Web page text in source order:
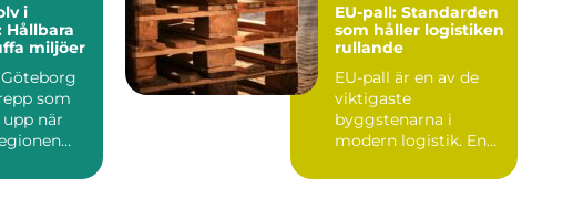
i
Hållbara
miljöer
som
när
EU-pall: Standarden
som håller logistiken
rullande
EU-pall är en av de
viktigaste
byggstenarna i
modern logistik. En
lastpall g&oum...